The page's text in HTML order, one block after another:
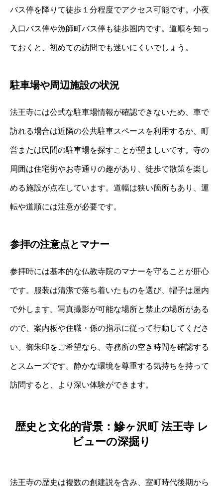
バス停を降りて徒歩１分程度でアクセス可能です。小夜
入口バス停や漁師町バス停も徒歩圏内です。道順を知っ
ておくと、初めての訪問でも迷いにくいでしょう。
駐車場や周辺施設の状況
法王寺には公式な駐車場情報が確認できないため、車で
訪れる場合は近隣の公共駐車スペースを利用するか、町
営または民間の駐車場を探すことが望ましいです。寺の
周囲は住宅街やお寺通りの趣があり、徒歩で散策を楽し
める施設が点在しています。道幅は狭い箇所もあり、運
転や道順には注意が必要です。
参拝の注意点とマナー
参拝時には基本的な仏教寺院のマナーを守ることが肝心
です。服装は清潔で落ち着いたものを選び、帽子は屋内
で外します。写真撮影が可能な場所と禁止の場所がある
ので、案内板や住職・係の指示に従って行動してくださ
い。御朱印をご希望なら、寺務所の空き時間を確認する
とスムーズです。静かな環境を尊重する気持ちを持って
訪問すると、より深い体験ができます。
歴史と文化的背景：鰺ヶ沢町 法王寺 レ
ビューの深掘り
法王寺の歴史は複数の創建説を含み、室町時代後期から